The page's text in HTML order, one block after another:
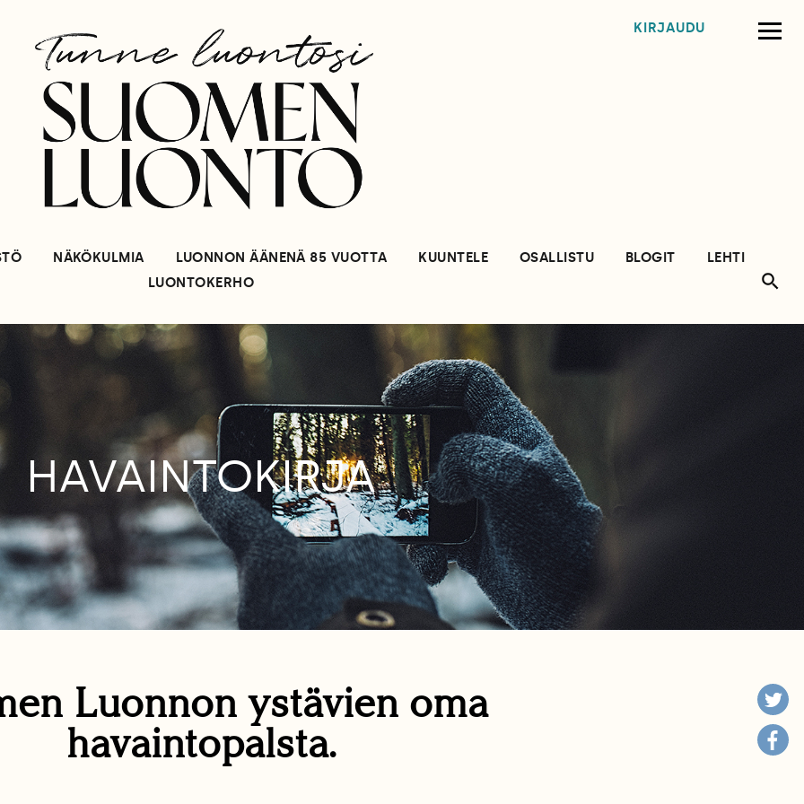
KIRJAUDU
NÄKÖKULMIA LUONNON ÄÄNENÄ 85 VUOTTA KUUNTELE OSALLISTU BLOGIT
LEHTI
LUONTOKERHO
HAVAINTOKIRJA
Luonnon ystävien oma
havaintopalsta.